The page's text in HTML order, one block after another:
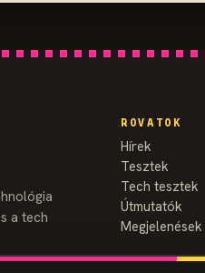
a tech
ROVATOK
Hírek
Tesztek
Tech tesztek
Útmutatók
Megjelenések